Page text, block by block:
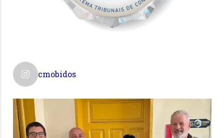
cmobidos